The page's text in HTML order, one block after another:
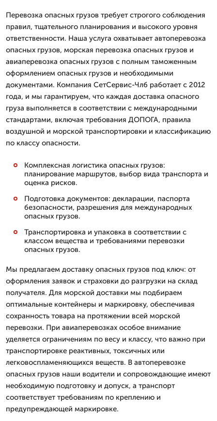
Перевозка опасных грузов требует строгого соблюдения
правил, тщательного планирования и высокого уровня
ответственности. Наша услуга охватывает автоперевозка
опасных грузов, морская перевозка опасных грузов и
авиаперевозка опасных грузов с полным таможенным
оформлением опасных грузов и необходимыми
документами. Компания СетСервис-Члб работает с 2012
года, и мы гарантируем, что каждая доставка опасного
груза выполняется в соответствии с международными
стандартами, включая требования ДОПОГА, правила
воздушной и морской транспортировки и классификацию
по классу опасности.
Комплексная логистика опасных грузов:
планирование маршрутов, выбор вида транспорта и
оценка рисков.
Подготовка документов: декларации, паспорта
безопасности, разрешения для международных
опасных грузов.
Транспортировка и упаковка в соответствии с
классом вещества и требованиями перевозки
опасных грузов.
Мы предлагаем доставку опасных грузов под ключ: от
оформления заявок и страховки до разгрузки на склад
получателя. Для морской доставки мы подбираем
оптимальные контейнеры и маркировку, обеспечивая
сохранность товара на протяжении всей морской
перевозки. При авиаперевозках особое внимание
уделяется ограничениям по весу и классу, что важно при
транспортировке реактивных, токсичных или
легковоспламеняющихся веществ. В автоперевозке
опасных грузов наши водители и сопровождающие имеют
необходимую подготовку и допуск, а транспорт
соответствует требованиям по креплению и
предупреждающей маркировке.